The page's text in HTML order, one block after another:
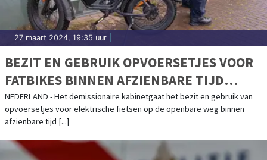
27 maart 2024, 19:35 uur
BEZIT EN GEBRUIK OPVOERSETJES VOOR
FATBIKES BINNEN AFZIENBARE TIJD
VERBODEN
NEDERLAND - Het demissionaire kabinetgaat het bezit en gebruik van
opvoersetjes voor elektrische fietsen op de openbare weg binnen
afzienbare tijd [...]